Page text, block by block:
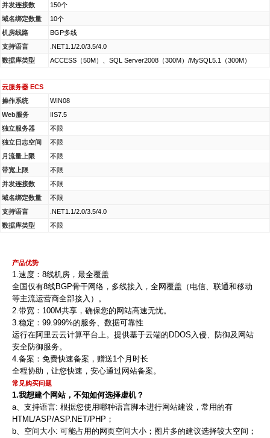
并发连接数
150个
域名绑定数量
10个
机房线路
BGP多线
支持语言
.NET1.1/2.0/3.5/4.0
数据库类型
ACCESS（50M）、SQL Server2008（300M）/MySQL5.1（300M）
云服务器 ECS
操作系统
WIN08
Web服务
IIS7.5
独立服务器
不限
独立日志空间
不限
月流量上限
不限
带宽上限
不限
并发连接数
不限
域名绑定数量
不限
支持语言
.NET1.1/2.0/3.5/4.0
数据库类型
不限
产品优势
1.速度：8线机房，最全覆盖
全国仅有8线BGP骨干网络，多线接入，全网覆盖（电信、联通和移动
等主流运营商全部接入）。
2.带宽：100M共享，确保您的网站高速无忧。
3.稳定：99.999%的服务、数据可靠性
运行在阿里云云计算平台上。提供基于云端的DDOS入侵、防御及网站
安全防御服务。
4.备案：免费快速备案，赠送1个月时长
全程协助，让您快速，安心通过网站备案。
常见购买问题
1.我想建个网站，不知如何选择虚机？
a、支持语言: 根据您使用哪种语言脚本进行网站建设，常用的有
HTML/ASP/ASP.NET/PHP；
b、空间大小: 可能占用的网页空间大小；图片多的建议选择较大空间；